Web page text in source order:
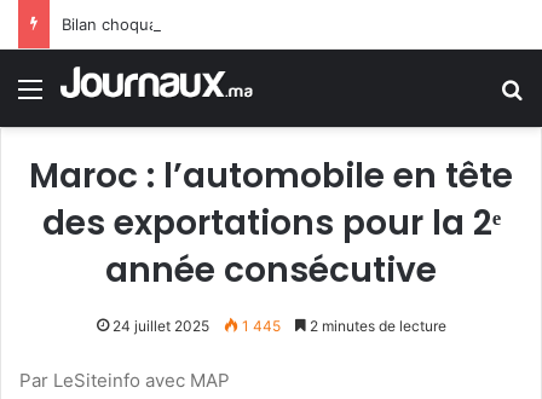
Menu
Maroc : l’automobile en tête
des exportations pour la 2ᵉ
année consécutive
24 juillet 2025 1 445 2 minutes de lecture
Par LeSiteinfo avec MAP